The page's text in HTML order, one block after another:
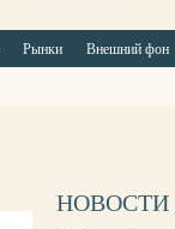
Рынки Внешний фон
НОВОСТИ